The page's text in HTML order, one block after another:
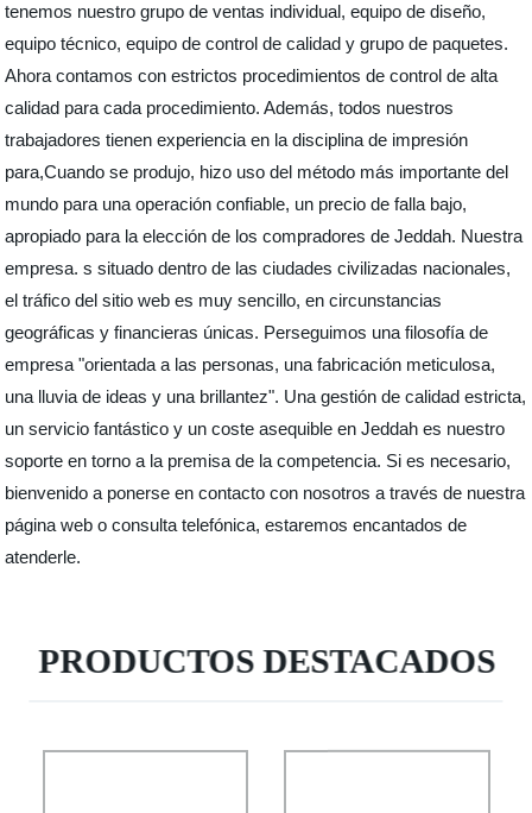
tenemos nuestro grupo de ventas individual, equipo de diseño,
equipo técnico, equipo de control de calidad y grupo de paquetes.
Ahora contamos con estrictos procedimientos de control de alta
calidad para cada procedimiento. Además, todos nuestros
trabajadores tienen experiencia en la disciplina de impresión
para,Cuando se produjo, hizo uso del método más importante del
mundo para una operación confiable, un precio de falla bajo,
apropiado para la elección de los compradores de Jeddah. Nuestra
empresa. s situado dentro de las ciudades civilizadas nacionales,
el tráfico del sitio web es muy sencillo, en circunstancias
geográficas y financieras únicas. Perseguimos una filosofía de
empresa "orientada a las personas, una fabricación meticulosa,
una lluvia de ideas y una brillantez". Una gestión de calidad estricta,
un servicio fantástico y un coste asequible en Jeddah es nuestro
soporte en torno a la premisa de la competencia. Si es necesario,
bienvenido a ponerse en contacto con nosotros a través de nuestra
página web o consulta telefónica, estaremos encantados de
atenderle.
PRODUCTOS DESTACADOS